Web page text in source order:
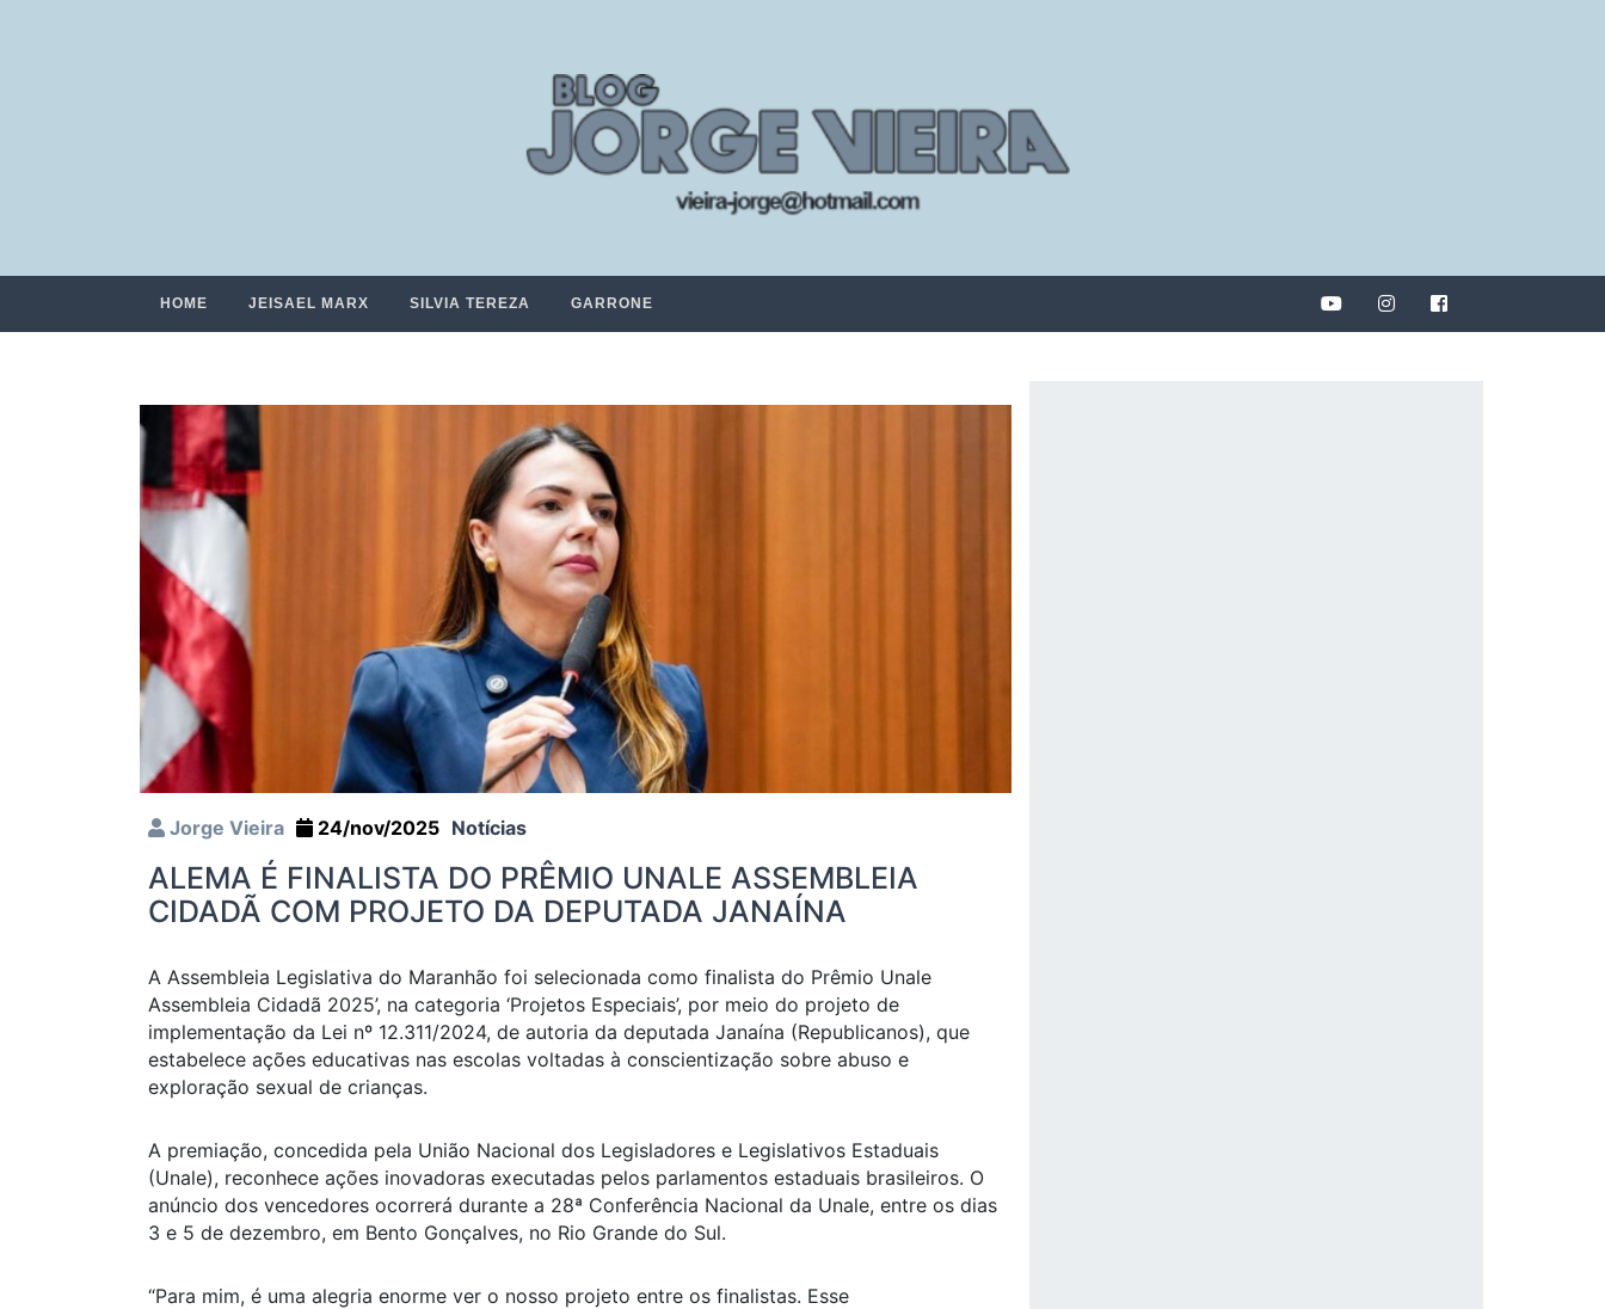
HOME JEISAEL MARX SILVIA TEREZA GARRONE
Jorge Vieira 24/nov/2025 Notícias
ALEMA É FINALISTA DO PRÊMIO UNALE ASSEMBLEIA
CIDADÃ COM PROJETO DA DEPUTADA JANAÍNA
A Assembleia Legislativa do Maranhão foi selecionada como finalista do Prêmio Unale
Assembleia Cidadã 2025’, na categoria ‘Projetos Especiais’, por meio do projeto de
implementação da Lei nº 12.311/2024, de autoria da deputada Janaína (Republicanos), que
estabelece ações educativas nas escolas voltadas à conscientização sobre abuso e
exploração sexual de crianças.
A premiação, concedida pela União Nacional dos Legisladores e Legislativos Estaduais
(Unale), reconhece ações inovadoras executadas pelos parlamentos estaduais brasileiros. O
anúncio dos vencedores ocorrerá durante a 28ª Conferência Nacional da Unale, entre os dias
3 e 5 de dezembro, em Bento Gonçalves, no Rio Grande do Sul.
“Para mim, é uma alegria enorme ver o nosso projeto entre os finalistas. Esse